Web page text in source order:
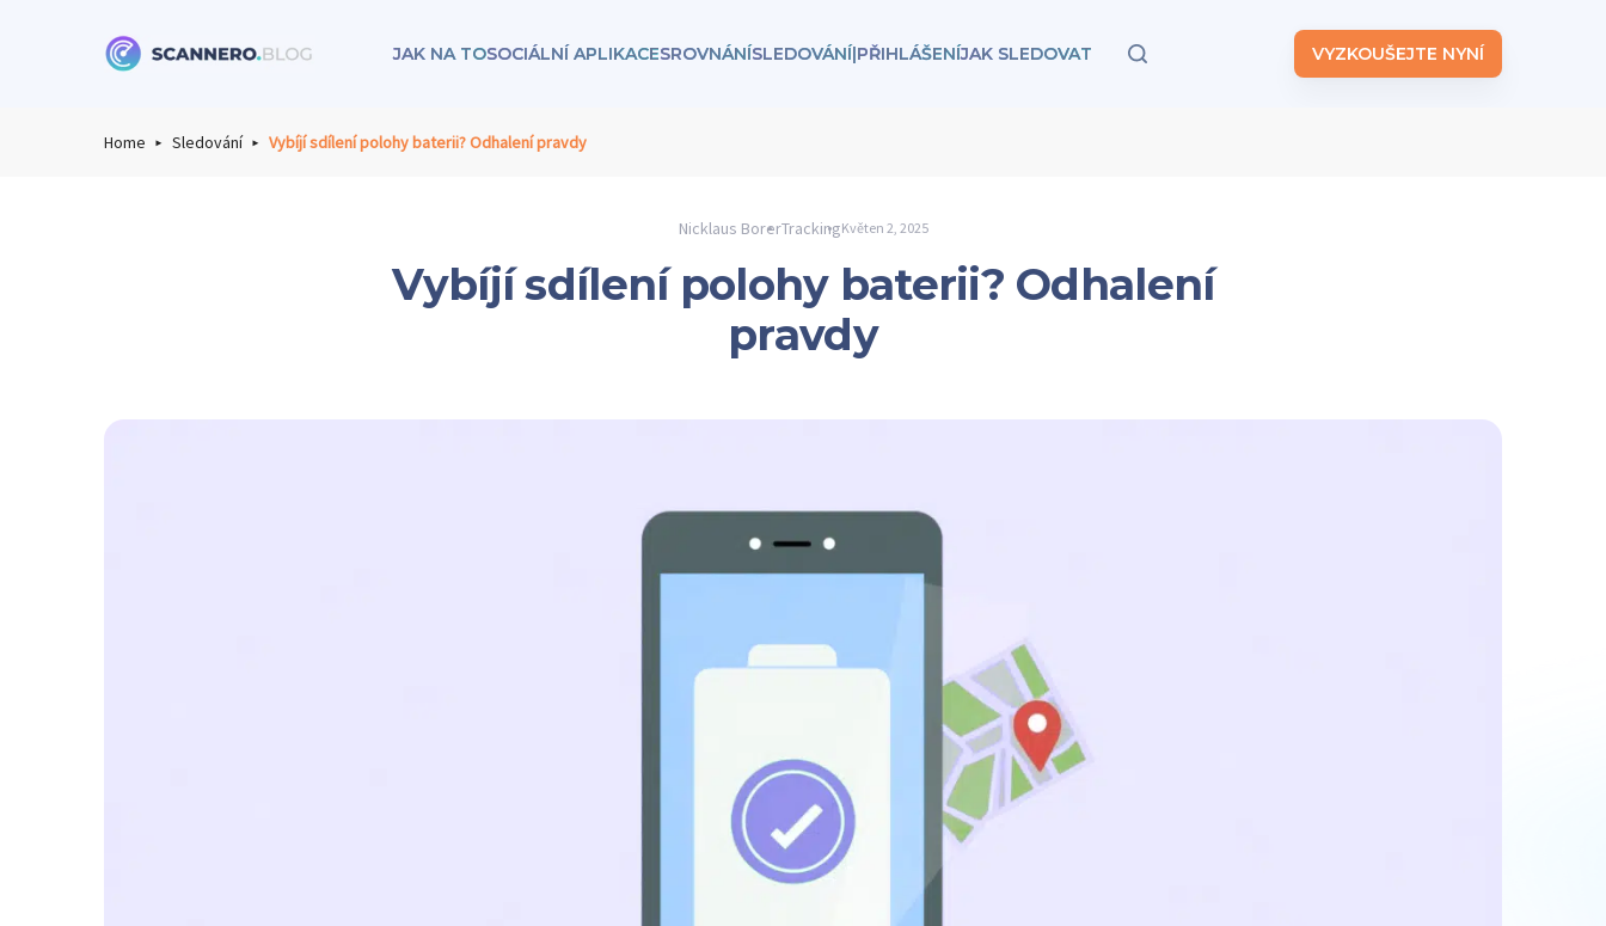
JAK NA TOSOCIÁLNÍ APLIKACESROVNÁNÍSLEDOVÁNÍ|PŘIHLÁŠENÍJAK SLEDOVAT VYZKOUŠEJTE NYNÍ
Home Sledování Vybíjí sdílení polohy baterii? Odhalení pravdy
Nicklaus BorerTrackingKvěten 2, 2025
Vybíjí sdílení polohy baterii? Odhalení
pravdy